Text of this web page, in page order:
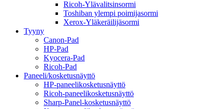
Ricoh-Ylävalitsinsormi
Toshiban ylempi poimijasormi
Xerox-Yläkeräilijäsormi
Tyyny
Canon-Pad
HP-Pad
Kyocera-Pad
Ricoh-Pad
Paneeli/kosketusnäyttö
HP-paneelikosketusnäyttö
Ricoh-paneelikosketusnäyttö
Sharp-Panel-kosketusnäyttö